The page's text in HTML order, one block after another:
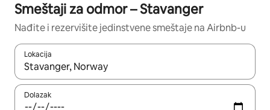
Smeštaji za odmor – Stavanger
Nađite i rezervišite jedinstvene smeštaje na Airbnb-u
Lokacija
Kad su rezultati dostupni, možete da se krećete kroz njih
Dolazak